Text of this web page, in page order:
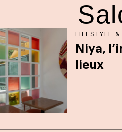
LIFESTYLE &
Niya,
lieux